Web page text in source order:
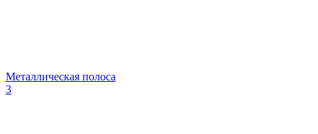
Металлическая полоса
3